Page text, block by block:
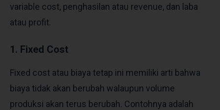
variable cost, penghasilan atau revenue, dan laba
atau profit.
1. Fixed Cost
Fixed cost atau biaya tetap ini memiliki arti bahwa
biaya tidak akan berubah walaupun volume
produksi akan terus berubah. Contohnya adalah